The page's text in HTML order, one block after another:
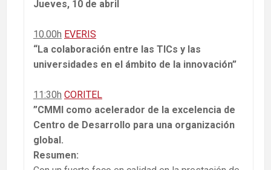
Jueves, 10 de abril
10.00h EVERIS
“La colaboración entre las TICs y las
universidades en el ámbito de la innovación”
11:30h CORITEL
”CMMI como acelerador de la excelencia de
Centro de Desarrollo para una organización
global.
Resumen: